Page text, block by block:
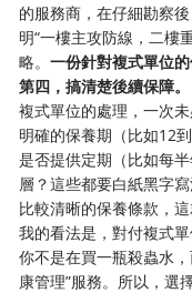
的服務商，在仔細勘察
明“一樓主攻防線，二樓
略。一份針對複式單位
第四，搞清楚後續保障。
複式單位的處理，一次
明確的保養期（比如12
是否提供定期（比如每
層？這些都要白紙黑字
比較清晰的保養條款，這
我的看法是，對付複式單
你不是在買一瓶殺蟲水
康管理”服務。所以，選